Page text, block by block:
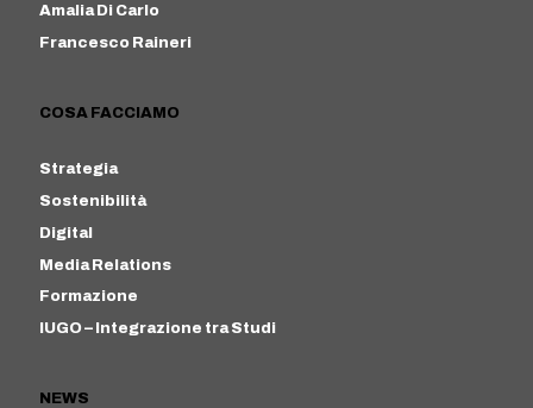
Amalia Di Carlo
Francesco Raineri
COSA FACCIAMO
Strategia
Sostenibilità
Digital
Media Relations
Formazione
IUGO – Integrazione tra Studi
NEWS